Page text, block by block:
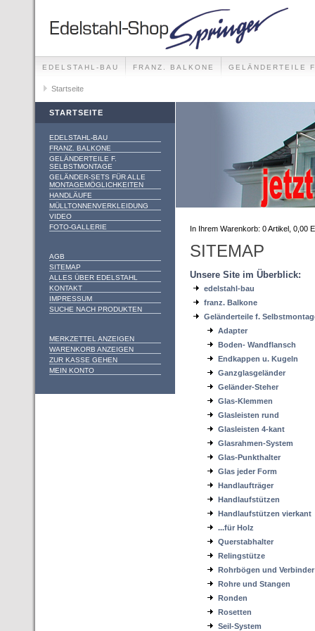
EDELSTAHL-BAU FRANZ. BALKONE GELÄNDERTEILE
GELÄNDER-SETS FÜR ALLE MONTAGEMÖGLICHKEITEN
Startseite
STARTSEITE
EDELSTAHL-BAU
FRANZ. BALKONE
GELÄNDERTEILE F.
SELBSTMONTAGE
GELÄNDER-SETS FÜR ALLE
MONTAGEMÖGLICHKEITEN
HANDLÄUFE
MÜLLTONNENVERKLEIDUNG
VIDEO
FOTO-GALLERIE
AGB
SITEMAP
ALLES ÜBER EDELSTAHL
KONTAKT
IMPRESSUM
SUCHE NACH PRODUKTEN
MERKZETTEL ANZEIGEN
WARENKORB ANZEIGEN
ZUR KASSE GEHEN
MEIN KONTO
In Ihrem Warenkorb: 0Artikel, 0,00
SITEMAP
Unsere Site im Überblick:
edelstahl-bau
franz. Balkone
Geländerteile f.
Adapter
Boden- Wandflansch
Endkappen u. Kugeln
Ganzglasgeländer
Geländer-Steher
Glas-Klemmen
Glasleisten rund
Glasleisten 4-kant
Glasrahmen-System
Glas-Punkthalter
Glas jeder Form
Handlaufträger
Handlaufstützen
Handlaufstützen vierkant
...für Holz
Querstabhalter
Relingstütze
Rohrbögen und Verbinder
Rohre und Stangen
Ronden
Rosetten
Seil-System